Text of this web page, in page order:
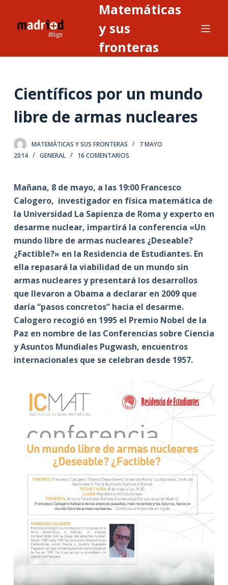
n
n
d
o
Matemáticas
y sus
fronteras
Científicos por un mundo
libre de armas nucleares
MATEMÁTICAS Y SUS FRONTERAS
7 MAYO
2014
GENERAL 16 COMENTARIOS
Mañana, 8 de mayo, a las 19:00 Francesco
Calogero, investigador en física matemática de
la Universidad La Sapienza de Roma y experto en
desarme nuclear, impartirá la conferencia «Un
mundo libre de armas nucleares ¿Deseable?
¿Factible?» en la Residencia de Estudiantes. En
ella repasará la viabilidad de un mundo sin
armas nucleares y presentará los desarrollos
que llevaron a Obama a declarar en 2009 que
daría “pasos concretos” hacia el desarme.
Calogero recogió en 1995 el Premio Nobel de la
Paz en nombre de las Conferencias sobre Ciencia
y Asuntos Mundiales Pugwash, encuentros
internacionales que se celebran desde 1957.